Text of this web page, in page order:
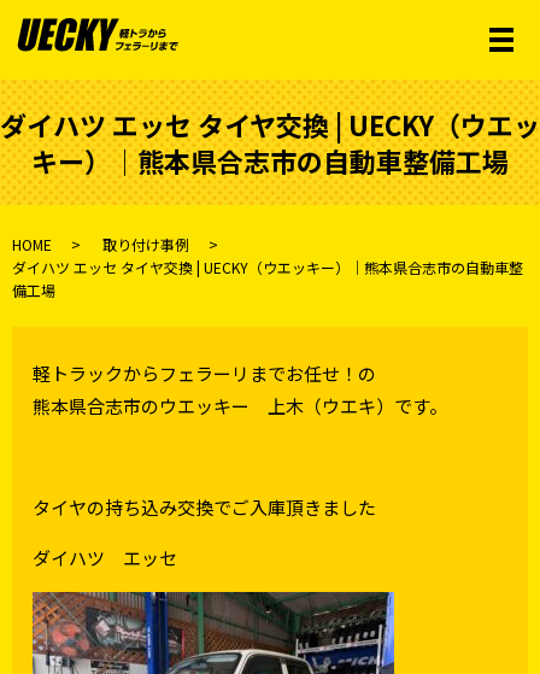
メ
ダイハツ エッセ タイヤ交換 | UECKY（ウエッ
キー）│熊本県合志市の自動車整備工場
HOME
取り付け事例
ダイハツ エッセ タイヤ交換 | UECKY（ウエッキー）│熊本県合志市の自動車整
備工場
軽トラックからフェラーリまでお任せ！の
熊本県合志市のウエッキー 上木（ウエキ）です。
タイヤの持ち込み交換でご入庫頂きました
ダイハツ エッセ